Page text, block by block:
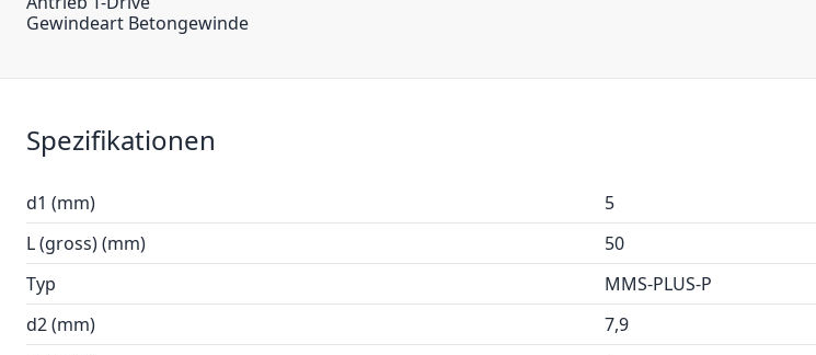
Gewindeart Betongewinde
Spezifikationen
d1 (mm)
5
L (gross) (mm)
50
Typ
MMS-PLUS-P
d2 (mm)
7,9